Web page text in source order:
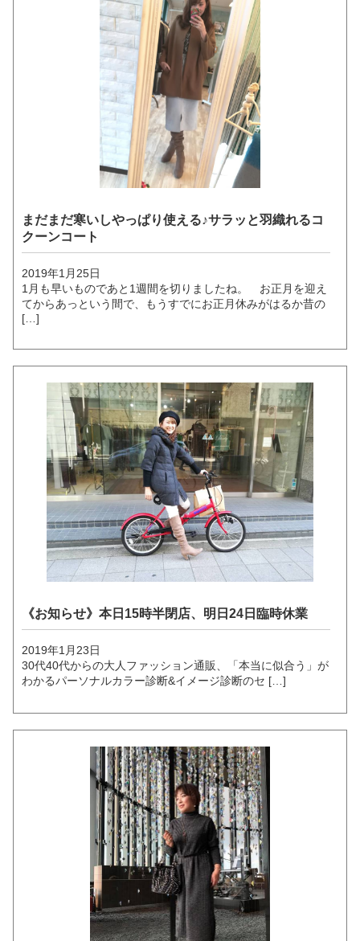
まだまだ寒いしやっぱり使える♪サラッと羽織れるコ
クーンコート
2019年1月25日
1月も早いものであと1週間を切りましたね。 お正月を迎え
てからあっという間で、もうすでにお正月休みがはるか昔の
[…]
《お知らせ》本日15時半閉店、明日24日臨時休業
2019年1月23日
30代40代からの大人ファッション通販、「本当に似合う」が
わかるパーソナルカラー診断&イメージ診断のセ […]